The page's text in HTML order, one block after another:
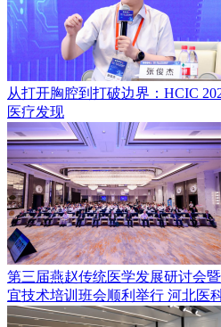
从打开胸腔到打破边界：HCIC
医疗发现
第三届燕赵传统医学发展研讨会
宜技术培训班会顺利举行 河北医